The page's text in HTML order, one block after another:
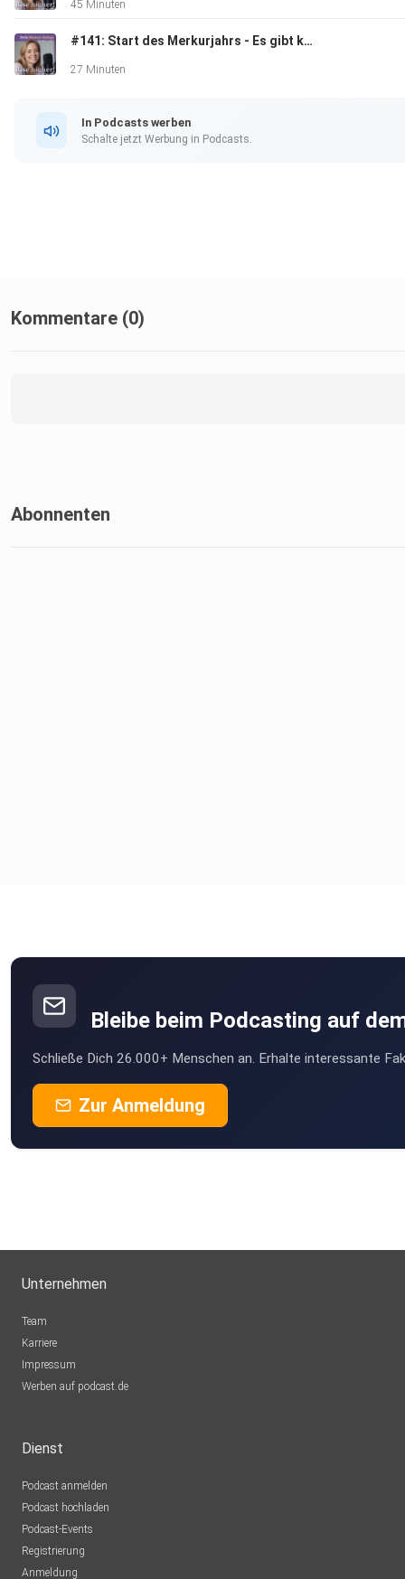
45 Minuten
#141: Start des Merkurjahrs - Es gibt kein zurück mehr!
27 Minuten
In Podcasts werben
Schalte jetzt Werbung in Podcasts.
Kommentare (0)
Abonnenten
Bleibe beim Podcasting auf
Schließe Dich 26.000+ Menschen an. Erhalte interessante
Zur Anmeldung
Unternehmen
Team
Karriere
Impressum
Werben auf podcast.de
Dienst
Podcast anmelden
Podcast hochladen
Podcast-Events
Registrierung
Anmeldung